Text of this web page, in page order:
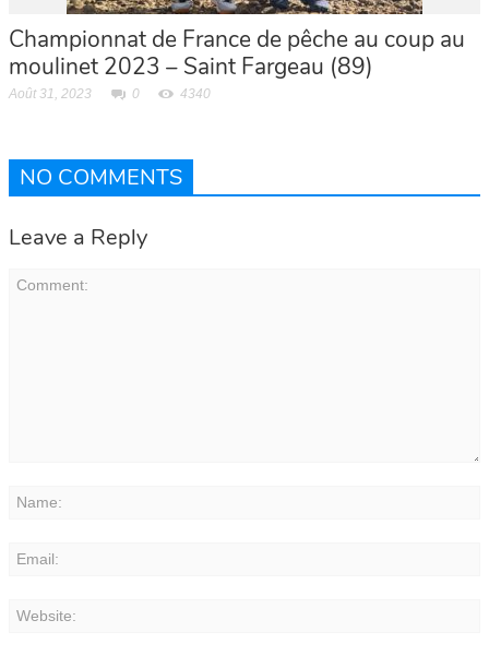
Championnat de France de pêche au coup au
moulinet 2023 – Saint Fargeau (89)
Août 31, 2023 0 4340
NO COMMENTS
Leave a Reply